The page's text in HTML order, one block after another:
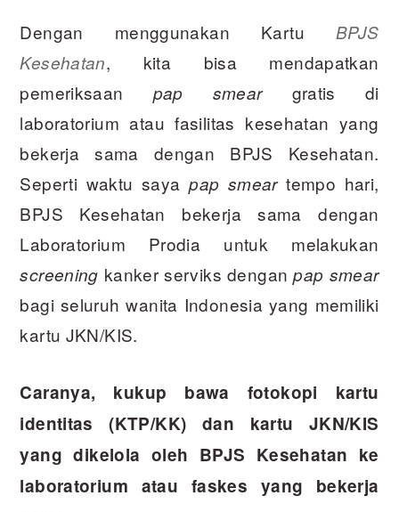
Dengan menggunakan Kartu BPJS
Kesehatan, kita bisa mendapatkan
pemeriksaan pap smeargratis di
laboratorium atau fasilitas kesehatan yang
bekerja sama dengan BPJS Kesehatan.
Seperti waktu sayapap smeartempo hari,
BPJS Kesehatan bekerja sama dengan
Laboratorium Prodia untuk melakukan
screening kanker serviks denganpap smear
bagi seluruh wanita Indonesia yang memiliki
kartu JKN/KIS.
Caranya, kukup bawa fotokopi kartu
identitas (KTP/KK) dan kartu JKN/KIS
yang dikelola oleh BPJS Kesehatan ke
laboratorium atau faskes yang bekerja